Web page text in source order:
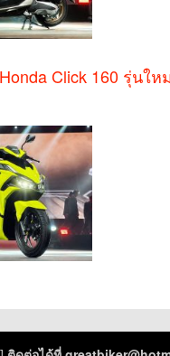
Click 160 รุ่นใ